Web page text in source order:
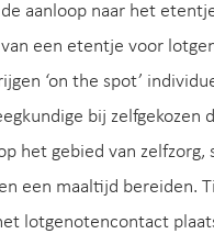
aanloop naar het
een etentje voor
‘on the spot’
bij zelfgekozen
het gebied van zelfzorg,
een maaltijd bereiden.
lotgenotencontact